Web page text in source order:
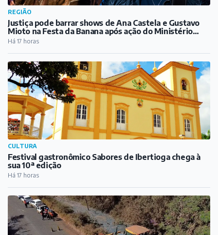
REGIÃO
Justiça pode barrar shows de Ana Castela e Gustavo
Mioto na Festa da Banana após ação do Ministério
Público
Há 17 horas
CULTURA
Festival gastronômico Sabores de Ibertioga chega à
sua 10ª edição
Há 17 horas